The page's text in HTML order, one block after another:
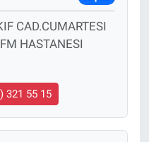
CAD.CUMARTESI
HASTANESI
321 55 15